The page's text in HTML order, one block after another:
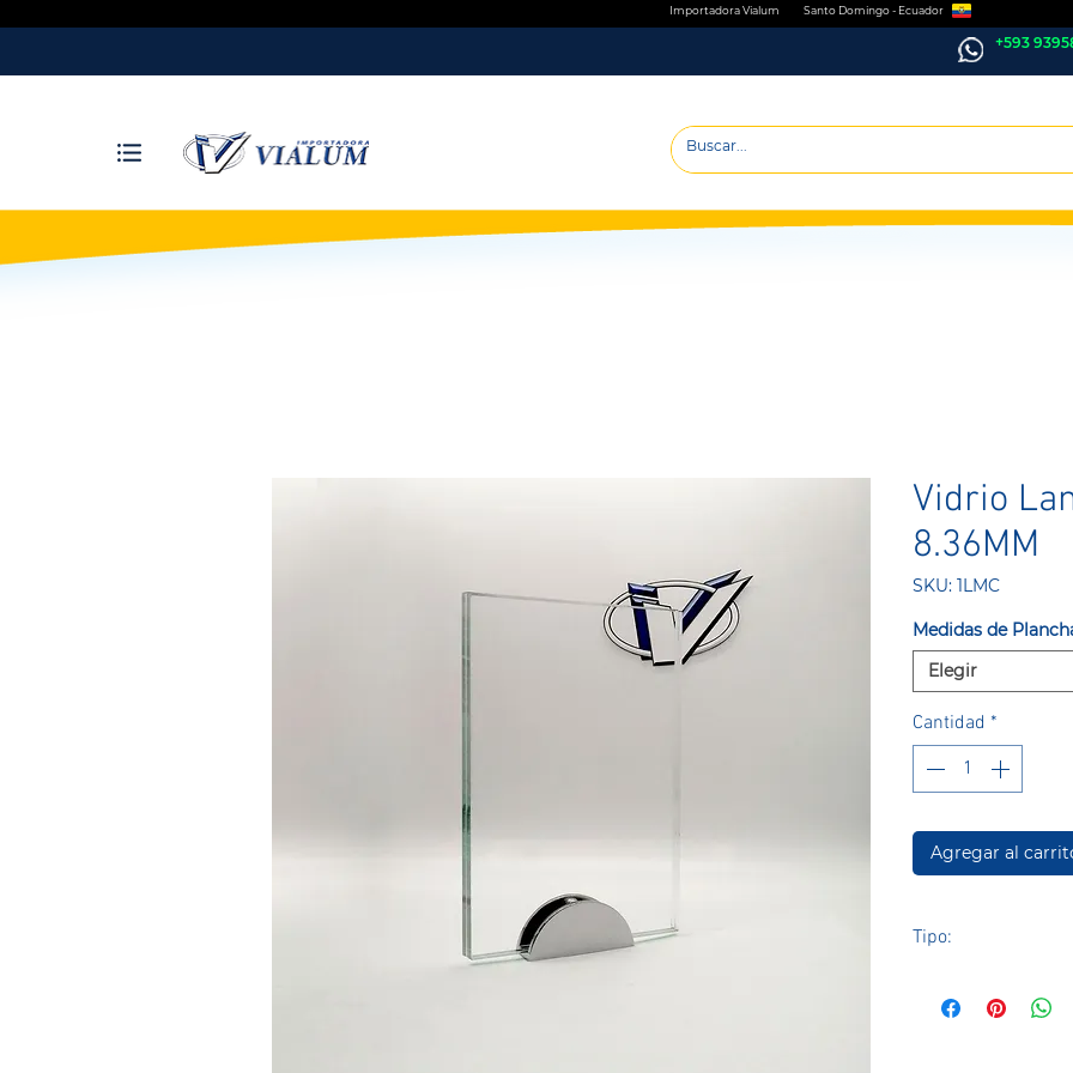
Importadora Vialum Santo Domingo - Ecuador
+593
Vidrio
8.36MM
SKU: 1LMC
Medidas de
Elegir
Cantidad *
Agregar al
Tipo: